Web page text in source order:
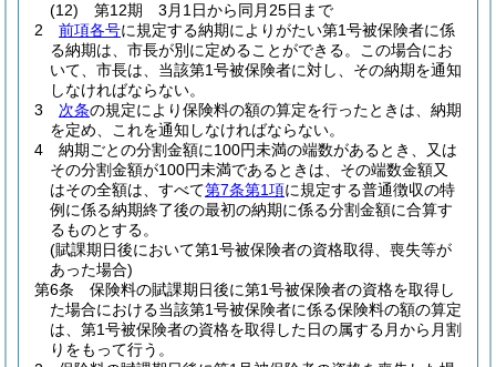
(12)
第12期 3月1日から同月25日まで
2
前項各号に規定する納期によりがたい第1号被保険者に係
る納期は、市長が別に定めることができる。
この場合にお
いて、市長は、当該第1号被保険者に対し、その納期を通知
しなければならない。
3
次条の規定により保険料の額の算定を行ったときは、納期
を定め、これを通知しなければならない。
4
納期ごとの分割金額に100円未満の端数があるとき、又は
その分割金額が100円未満であるときは、その端数金額又
はその全額は、すべて第7条第1項に規定する普通徴収の特
例に係る納期終了後の最初の納期に係る分割金額に合算す
るものとする。
(賦課期日後において第1号被保険者の資格取得、喪失等が
あった場合)
第6条
保険料の賦課期日後に第1号被保険者の資格を取得し
た場合における当該第1号被保険者に係る保険料の額の算定
は、第1号被保険者の資格を取得した日の属する月から月割
りをもって行う。